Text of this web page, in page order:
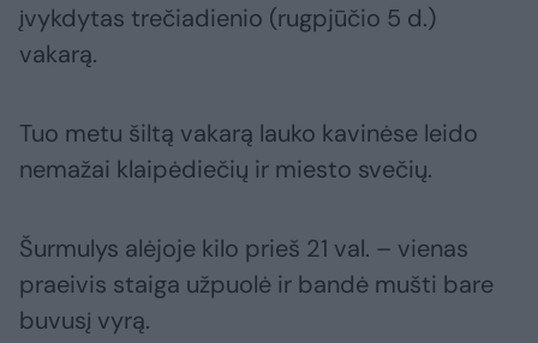
įvykdytas trečiadienio (rugpjūčio 5 d.)
vakarą.
Tuo metu šiltą vakarą lauko kavinėse leido
nemažai klaipėdiečių ir miesto svečių.
Šurmulys alėjoje kilo prieš 21 val. – vienas
praeivis staiga užpuolė ir bandė mušti bare
buvusį vyrą.